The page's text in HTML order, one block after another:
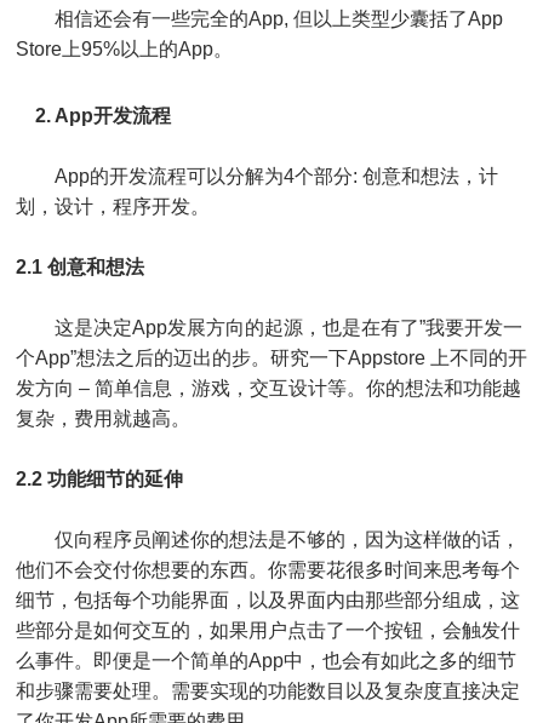
相信还会有一些完全的App, 但以上类型少囊括了App
Store上95%以上的App。
2. App开发流程
App的开发流程可以分解为4个部分: 创意和想法，计
划，设计，程序开发。
2.1 创意和想法
这是决定App发展方向的起源，也是在有了”我要开发一
个App”想法之后的迈出的步。研究一下Appstore 上不同的开
发方向 – 简单信息，游戏，交互设计等。你的想法和功能越
复杂，费用就越高。
2.2 功能细节的延伸
仅向程序员阐述你的想法是不够的，因为这样做的话，
他们不会交付你想要的东西。你需要花很多时间来思考每个
细节，包括每个功能界面，以及界面内由那些部分组成，这
些部分是如何交互的，如果用户点击了一个按钮，会触发什
么事件。即便是一个简单的App中，也会有如此之多的细节
和步骤需要处理。需要实现的功能数目以及复杂度直接决定